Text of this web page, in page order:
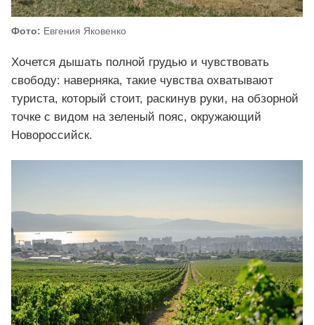
Фото: Евгения Яковенко
Хочется дышать полной грудью и чувствовать
свободу: наверняка, такие чувства охватывают
туриста, который стоит, раскинув руки, на обзорной
точке с видом на зеленый пояс, окружающий
Новороссийск.